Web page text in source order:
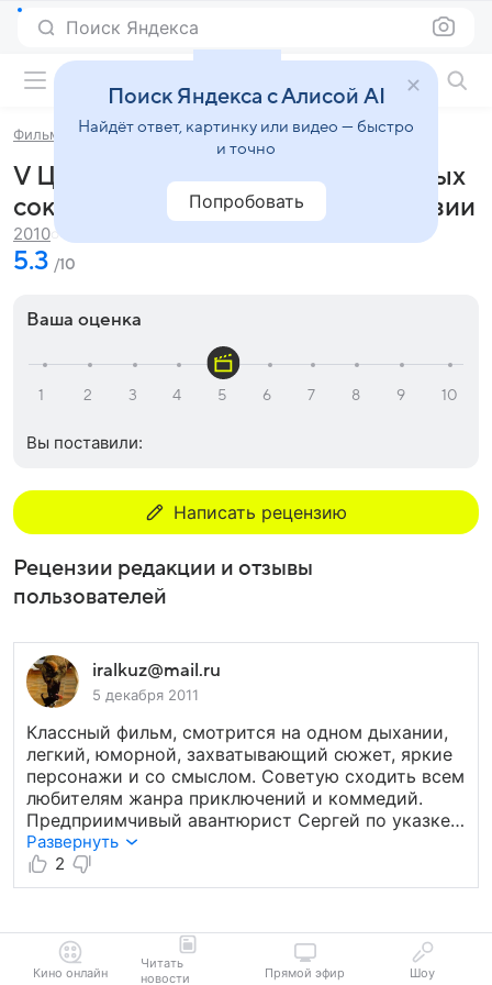
Поиск Яндекса
Фильмы V Центурия. В поисках зачарованных сокровищ
V Центурия. В поисках зачарованных
сокровищ (2010) - отзывы и рецензии
2010
5.3 /10
Ваша оценка
Вы поставили:
Написать рецензию
Рецензии редакции и отзывы
пользователей
iralkuz@mail.ru
5 декабря 2011
Классный фильм, смотрится на одном дыхании,
легкий, юморной, захватывающий сюжет, яркие
персонажи и со смыслом. Советую сходить всем
любителям жанра приключений и коммедий.
Предприимчивый авантюрист Сергей по указке
внука нацистского барона, отправляется
собирать древние артефакты, которые хранятся
у потомков однополчан его деда по территории
заработать денег, но в итоге он становится
участником древнего пророчества, попадает в
водоворот захватывающих приключений,
Развернуть
2
Кино онлайн
Читать
новости
Прямой эфир Шоу
Поиск Яндекса с Алисой AI
Найдёт ответ, картинку или видео — быстро
и точно
Попробовать